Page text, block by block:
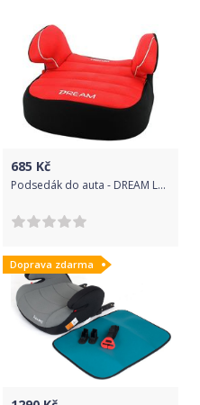
685 Kč
Podsedák do auta - DREAM LUXE red - Nania
Doprava zdarma